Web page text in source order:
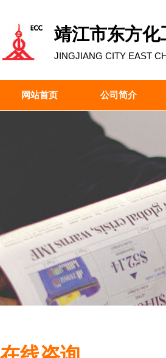
靖江市东方化
JINGJIANG CITY EAST
网站首页 公司简介